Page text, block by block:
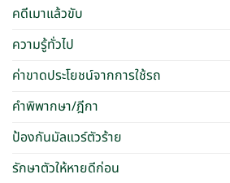
คดีเมาแล้วขับ
ความรู้ทั่วไป
ค่าขาดประโยชน์จากการใช้รถ
คำพิพากษา/ฎีกา
ป้องกันมัลแวร์ตัวร้าย
รักษาตัวให้หายดีก่อน